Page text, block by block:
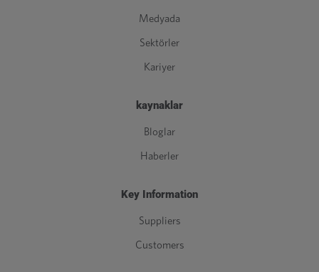
Medyada
Sektörler
Kariyer
kaynaklar
Bloglar
Haberler
Key Information
Suppliers
Customers